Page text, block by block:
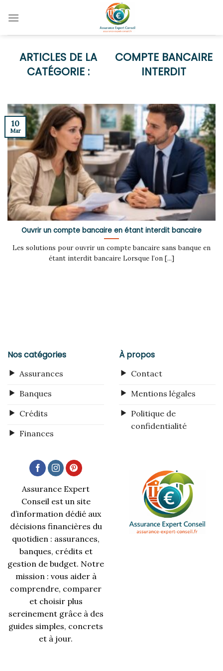
COMPTE BANCAIRE
INTERDIT
Ouvrir un compte bancaire en étant interdit bancaire
Les solutions pour ouvrir un compte bancaire sans banque en
étant interdit bancaire Lorsque l’on [...]
10
Mar
Nos catégories
Assurances
Banques
Crédits
Finances
À propos
Contact
Mentions légales
Politique de
confidentialité
Assurance Expert
Conseil est un site
d’information dédié aux
décisions financières du
quotidien : assurances,
banques, crédits et
gestion de budget. Notre
mission : vous aider à
comprendre, comparer
et choisir plus
sereinement grâce à des
guides simples, concrets
et à jour.